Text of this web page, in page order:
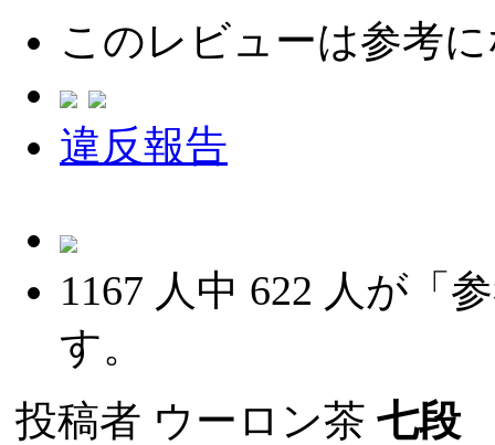
このレビューは参考
違反報告
1167 人中 622 人が「
す。
投稿者 ウーロン茶 七段